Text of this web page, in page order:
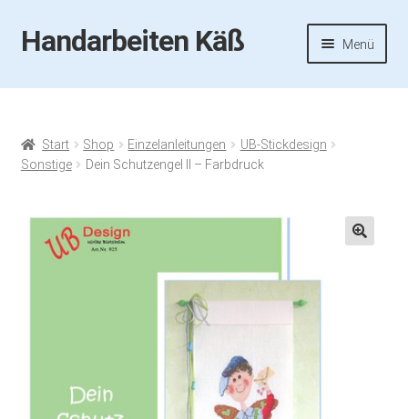
Zur
Navigation
Zum
Inhalt
Handarbeiten Käß Menü
Startseite
Aktuelles
Termine
Handarbeiten-Käß-Shop
Start Shop Einzelanleitungen
UB-Stickdesign
Sonstige
Dein Schutzengel II – Farbdruck